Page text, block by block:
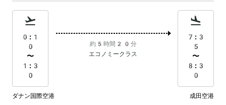
0:1
0
〜
1:3
0
約5時間20分
エコノミークラス
7:3
5
〜
8:3
0
ダナン国際空港 成田空港